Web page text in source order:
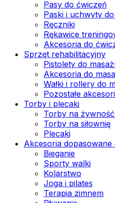
Pasy do ćwiczeń
Paski i uchwyty
Ręczniki
Rękawice
Akcesoria do
Sprzęt rehabilitacyjny
Pistolety do
Akcesoria do
Wałki i rollery do
Pozostałe
Torby i plecaki
Torby na
Torby na siłownię
Plecaki
Akcesoria
Bieganie
Sporty walki
Kolarstwo
Joga i pilates
Terapia zimnem